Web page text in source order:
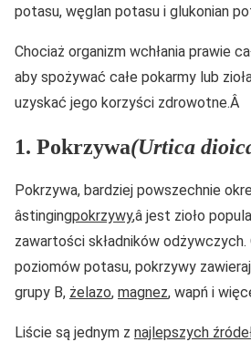
potasu, węglan potasu i glukonian
Chociaż organizm wchłania prawie
aby spożywać całe pokarmy lub
uzyskać jego korzyści zdrowotne.Â
1. Pokrzywa(Urtica
Pokrzywa, bardziej powszechnie
âstingingpokrzywy,â jest zioło
zawartości składników
poziomów potasu, pokrzywy
grupy B, żelazo, magnez, wapń i
Liście są jednym z najlepszych